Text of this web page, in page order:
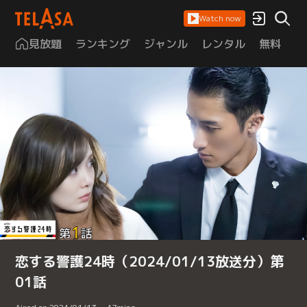
Watch now
見放題 ランキング ジャンル レンタル 無料
恋する警護24時（2024/01/13放送分）第
01話